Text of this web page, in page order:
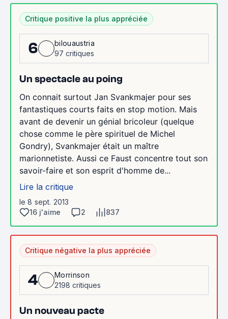
Critique positive la plus appréciée
6
bilouaustria
97 critiques
Un spectacle au poing
On connait surtout Jan Svankmajer pour ses
fantastiques courts faits en stop motion. Mais
avant de devenir un génial bricoleur (quelque
chose comme le père spirituel de Michel
Gondry), Svankmajer était un maître
marionnetiste. Aussi ce Faust concentre tout son
savoir-faire et son esprit d'homme de...
Lire la critique
le 8 sept. 2013
16 j'aime
2 837
Critique négative la plus appréciée
4
Morrinson
2198 critiques
Un nouveau pacte